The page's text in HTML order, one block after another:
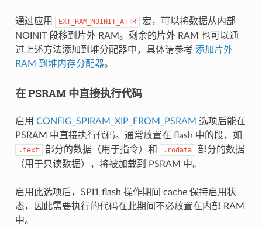
通过应用 EXT_RAM_NOINIT_ATTR
宏，可以将数据从内部
NOINIT 段移到片外 RAM。剩余的片外 RAM 也可以通
过上述方法添加到堆分配器中，具体请参考 添加片外
RAM 到堆内存分配器。
在 PSRAM 中直接执行代码
启用 CONFIG_SPIRAM_XIP_FROM_PSRAM 选项后能在
PSRAM 中直接执行代码。通常放置在 flash 中的段，如
.text 部分的数据（用于指令）和 .rodata
部分的数据
（用于只读数据），将被加载到 PSRAM 中。
启用此选项后，SPI1 flash 操作期间 cache 保持启用状
态，因此需要执行的代码在此期间不必放置在内部 RAM
中。